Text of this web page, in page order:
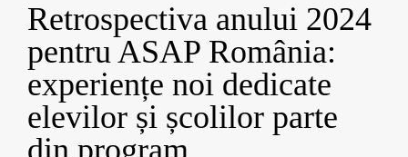
Retrospectiva anului 2024
pentru ASAP România:
experiențe noi dedicate
elevilor și școlilor parte
din program